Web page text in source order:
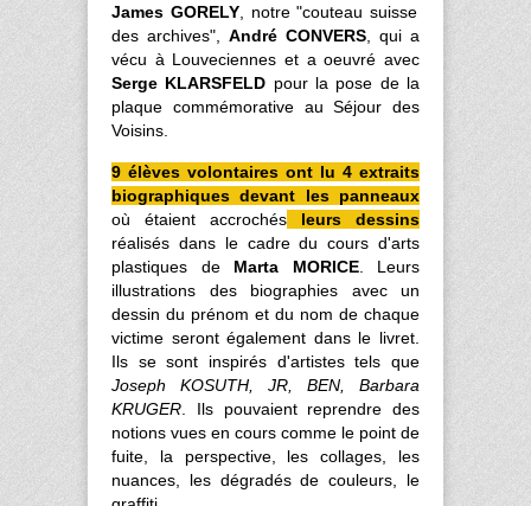
James GORELY, notre "couteau suisse
des archives", André CONVERS , qui a
vécu à Louveciennes et a oeuvré avec
Serge KLARSFELD pour la pose de la
plaque commémorative au Séjour des
Voisins.
9 élèves volontaires ont lu 4 extraits
biographiques devant les panneaux
où étaient accrochés leurs dessins
réalisés dans le cadre du cours d'arts
plastiques de Marta MORICE. Leurs
illustrations des biographies avec un
dessin du prénom et du nom de chaque
victime seront également dans le livret.
Ils se sont inspirés d'artistes tels que
Joseph KOSUTH, JR, BEN, Barbara
KRUGER . Ils pouvaient reprendre des
notions vues en cours comme le point de
fuite, la perspective, les collages, les
nuances, les dégradés de couleurs, le